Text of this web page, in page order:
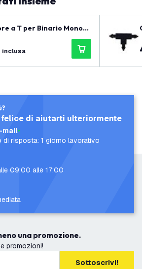
a T per Binario Monofa
inclusa
felice di aiutarti ulteriormente
mail
di risposta: 1 giorno lavorativo
09:00 alle 17:00
una promozione.
promozioni!
Sottoscrivi!